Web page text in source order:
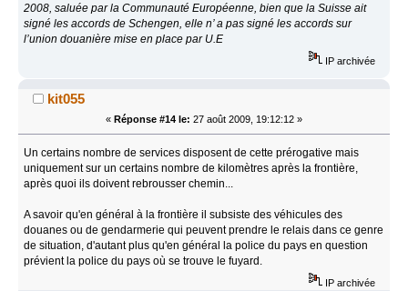
2008, saluée par la Communauté Européenne, bien que la Suisse ait
signé les accords de Schengen, elle n’ a pas signé les accords sur
l’union douanière mise en place par U.E
IP archivée
kit055
« Réponse #14 le: 27 août 2009, 19:12:12 »
Un certains nombre de services disposent de cette prérogative mais
uniquement sur un certains nombre de kilomètres après la frontière,
après quoi ils doivent rebrousser chemin...
A savoir qu'en général à la frontière il subsiste des véhicules des
douanes ou de gendarmerie qui peuvent prendre le relais dans ce genre
de situation, d'autant plus qu'en général la police du pays en question
prévient la police du pays où se trouve le fuyard.
IP archivée